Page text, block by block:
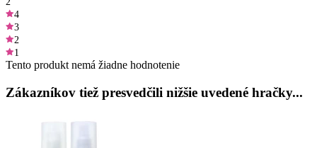
4
3
2
1
Tento produkt nemá žiadne hodnotenie
Zákazníkov tiež presvedčili nižšie uvedené hračky...